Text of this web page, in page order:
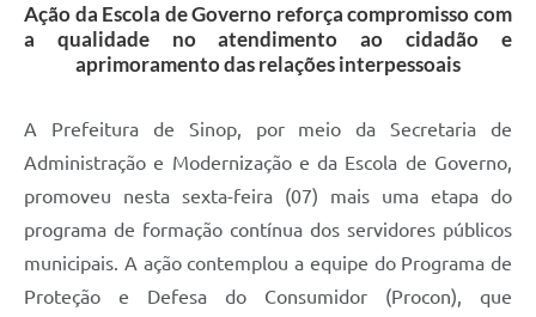
Ação da Escola de Governo reforça compromisso com
a qualidade no atendimento ao cidadão e
aprimoramento das relações interpessoais
A Prefeitura de Sinop, por meio da Secretaria de
Administração e Modernização e da Escola de Governo,
promoveu nesta sexta-feira (07) mais uma etapa do
programa de formação contínua dos servidores públicos
municipais. A ação contemplou a equipe do Programa de
Proteção e Defesa do Consumidor (Procon), que